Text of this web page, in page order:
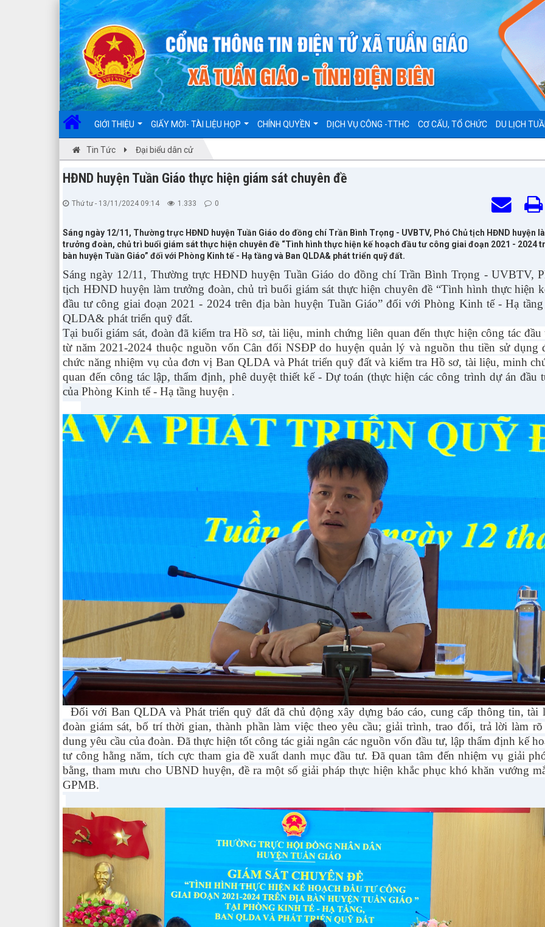
GIỚI THIỆU GIẤY MỜI- TÀI LIỆU HỌP CHÍNH QUYỀN DỊCH VỤ CÔNG -TTHC CƠ CẤU, TỔ CHỨC DU LỊCH
Tin Tức Đại biểu dân cử
HĐND huyện Tuần Giáo thực hiện giám sát chuyên đề
Thứ tư - 13/11/2024 09:14 1.333 0
Sáng ngày 12/11, Thường trực HĐND huyện Tuần Giáo do đồng chí Trần Bình Trọng - UVBTV, Phó Chủ tịch HĐND huyện
trưởng đoàn, chủ trì buổi giám sát thực hiện chuyên đề “Tình hình thực hiện kế hoạch đầu tư công giai đoạn 2021 - 2024
bàn huyện Tuần Giáo” đối với Phòng Kinh tế - Hạ tầng và Ban QLDA& phát triển quỹ đất.
Sáng ngày 12/11, Thường trực HĐND huyện Tuần Giáo do đồng chí Trần Bình Trọng - UVBTV,
tịch HĐND huyện làm trưởng đoàn, chủ trì buổi giám sát thực hiện chuyên đề “Tình hình thực hiện
đầu tư công giai đoạn 2021 - 2024 trên địa bàn huyện Tuần Giáo” đối với Phòng Kinh tế - Hạ
QLDA& phát triển quỹ đất.
Tại buổi giám sát, đoàn đã kiểm traHồ sơ, tài liệu, minh chứng liên quan đến thực hiện công tác đầu
từ năm 2021-2024 thuộc nguồn vốn Cân đối NSĐP do huyện quản lý và nguồn thu tiền sử dụng
chức năng nhiệm vụ của đơn vị Ban QLDA và Phát triển quỹ đất và kiểm tra Hồ sơ, tài liệu, minh
quan đếncông tác lập, thẩm định, phê duyệt thiết kế - Dự toán (thực hiện các công trình dự án đầu
của Phòng Kinh tế - Hạ tầng huyện .
Đối với Ban QLDA và Phát triển quỹ đất đã chủ động xây dựng báo cáo, cung cấp thông tin, tài
đoàn giám sát, bố trí thời gian, thành phần làm việc theo yêu cầu; giải trình, trao đổi, trả lời làm rõ
dung yêu cầu của đoàn. Đã thực hiện tốt công tác giải ngân các nguồn vốn đầu tư, lập thẩm định kế
tư công hằng năm, tích cực tham gia đề xuất danh mục đầu tư. Đã quan tâm đến nhiệm vụ giải
bằng, tham mưu cho UBND huyện, đề ra một số giải pháp thực hiện khắc phục khó khăn vướng
GPMB.
Đã kết nối EMC